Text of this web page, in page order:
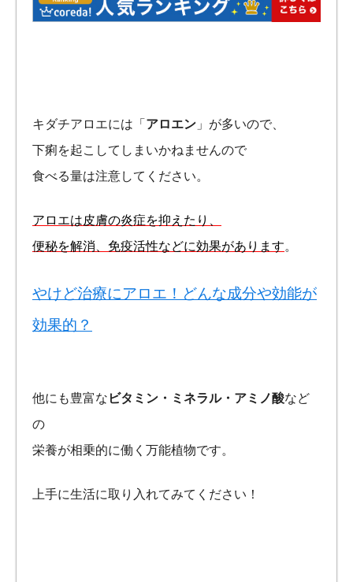
キダチアロエには「 アロエン 」が多いので、
下痢を起こしてしまいかねませんので
食べる量は注意してください。
アロエは皮膚の炎症を抑えたり、
便秘を解消、免疫活性などに効果があります。
やけど治療にアロエ！どんな成分や効能が
効果的？
他にも豊富な ビタミン・ミネラル・アミノ酸など
の
栄養が相乗的に働く万能植物です。
上手に生活に取り入れてみてください！